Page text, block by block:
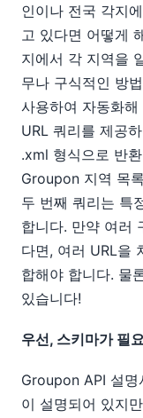
인이나 전국 각지
고 있다면 어떻게
지에서 각 지역을
무나 구식적인 방
사용하여 자동화
URL 쿼리를 제공
.xml 형식으로 반
Groupon 지역 목
두 번째 쿼리는 특
합니다. 만약 여러
다면, 여러 URL을
합해야 합니다. 물
있습니다!
우선, 스키마가 필
Groupon API 설명
이 설명되어 있지